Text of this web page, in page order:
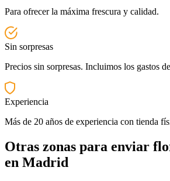
Para ofrecer la máxima frescura y calidad.
Sin sorpresas
Precios sin sorpresas. Incluimos los gastos
Experiencia
Más de 20 años de experiencia con tienda
Otras zonas para enviar
en Madrid